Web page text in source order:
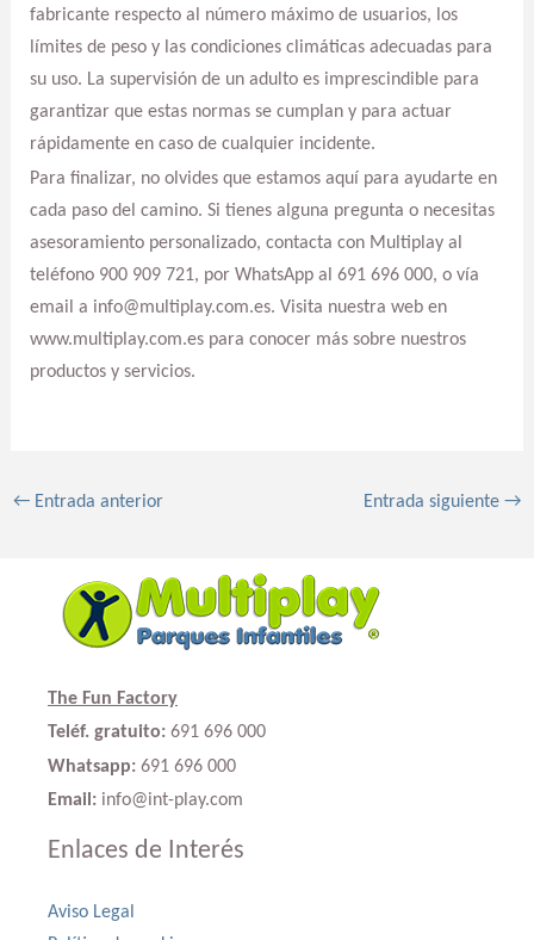
fabricante respecto al número máximo de usuarios, los
límites de peso y las condiciones climáticas adecuadas para
su uso. La supervisión de un adulto es imprescindible para
garantizar que estas normas se cumplan y para actuar
rápidamente en caso de cualquier incidente.
Para finalizar, no olvides que estamos aquí para ayudarte en
cada paso del camino. Si tienes alguna pregunta o necesitas
asesoramiento personalizado, contacta con Multiplay al
teléfono 900 909 721, por WhatsApp al 691 696 000, o vía
email a info@multiplay.com.es. Visita nuestra web en
www.multiplay.com.es para conocer más sobre nuestros
productos y servicios.
←Entrada anterior Entrada siguiente→
The Fun Factory
Teléf. gratuito: 691 696 000
Whatsapp: 691 696 000
Email: info@int-play.com
Enlaces de Interés
Aviso Legal